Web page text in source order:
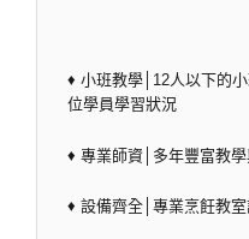
♦ 小班教學│12人以下的
位學員學習狀況
♦ 專業師資│多年豐富教
♦ 設備齊全│專業烹飪教